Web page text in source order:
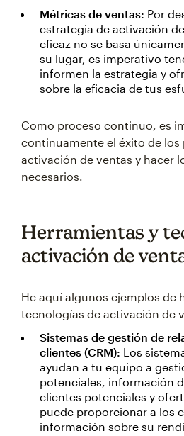
Métricas de ventas: Por
estrategia de activación
eficaz no se basa
su lugar, es imperativo
informen la estrategia y
sobre la eficacia de tus
Como proceso continuo, es
continuamente el éxito de los
activación de ventas y hacer
necesarios.
Herramientas y
activación de
He aquí algunos ejemplos de
tecnologías de activación de
Sistemas de gestión de
clientes (CRM): Los
ayudan a tu equipo a
potenciales, información
clientes potenciales y
puede proporcionar a los
información sobre su